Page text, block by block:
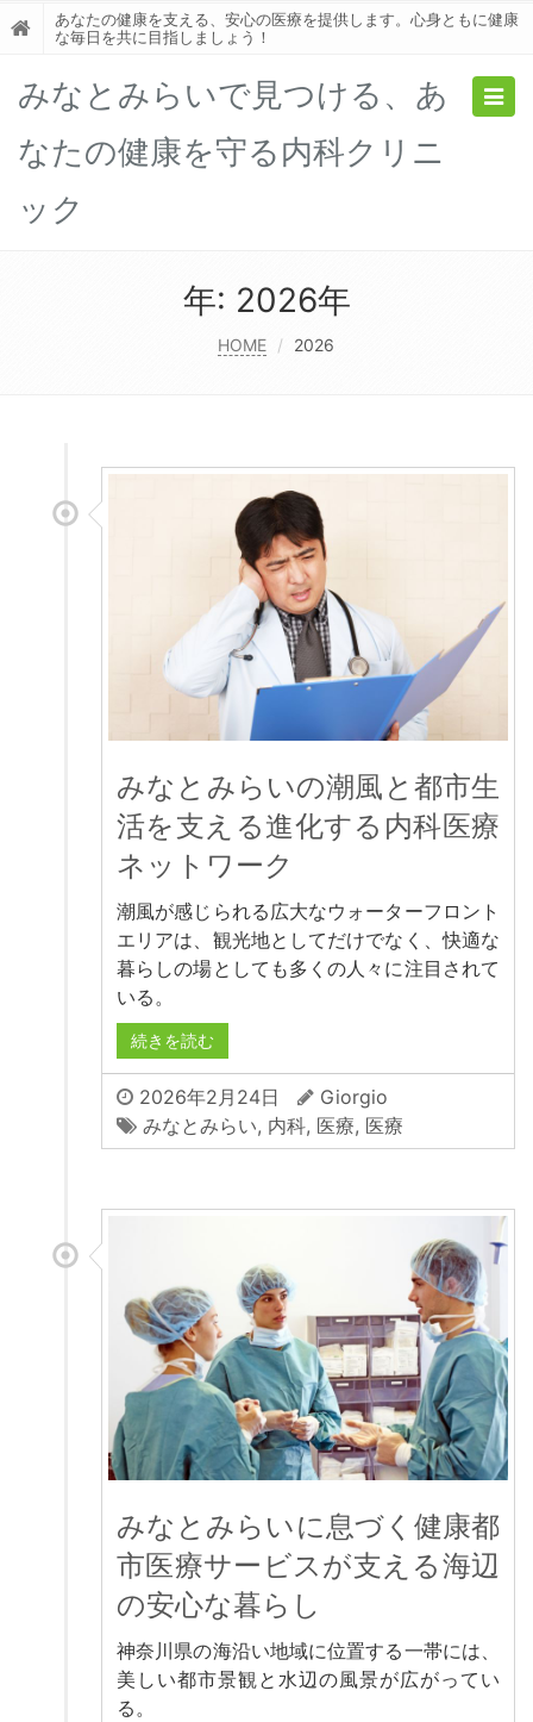
あなたの健康を支える、安心の医療を提供します。心身ともに健康
な毎日を共に目指しましょう！
みなとみらいで見つける、あ
なたの健康を守る内科クリニ
ック
年: 2026年
HOME 2026
みなとみらいの潮風と都市生
活を支える進化する内科医療
ネットワーク
潮風が感じられる広大なウォーターフロント
エリアは、観光地としてだけでなく、快適な
暮らしの場としても多くの人々に注目されて
いる。
続きを読む
2026年2月24日
Giorgio
みなとみらい, 内科, 医療, 医療
みなとみらいに息づく健康都
市医療サービスが支える海辺
の安心な暮らし
神奈川県の海沿い地域に位置する一帯には、
美しい都市景観と水辺の風景が広がってい
る。